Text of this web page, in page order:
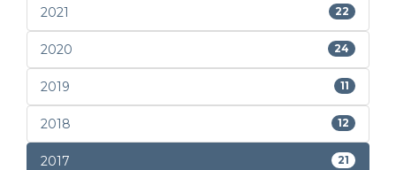
2021 22
2020 24
2019 11
2018 12
2017 21